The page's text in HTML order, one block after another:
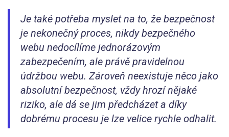
Je také potřeba myslet na to, že bezpečnost
je nekonečný proces, nikdy bezpečného
webu nedocílíme jednorázovým
zabezpečením, ale právě pravidelnou
údržbou webu. Zároveň neexistuje něco jako
absolutní bezpečnost, vždy hrozí nějaké
riziko, ale dá se jim předcházet a díky
dobrému procesu je lze velice rychle odhalit.